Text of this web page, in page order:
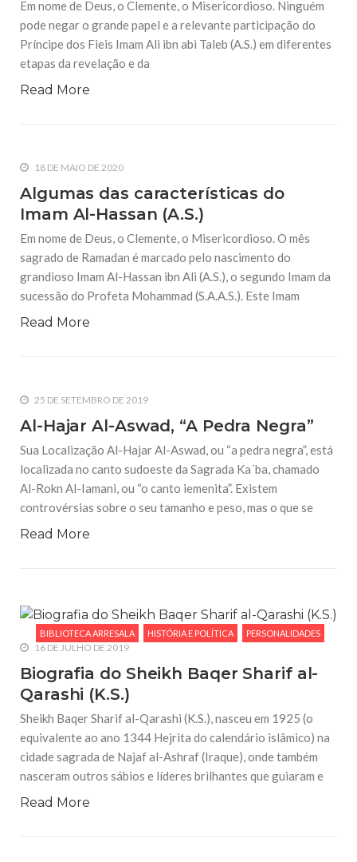
áreas que se seguem: 1- O Califado
22 DE SETEMBRO DE 2014
O Wilayah (Encargo) do Imam Ali (A.S.)
nos primeiros tempos segundo as fiéis tradições. Em Nome
Realidade de Karbalá
Deus, Senhor do universo, que a paz e a benção estejam com
o profeta Mohammad e a sua purificada linhagem. O Alcorão
Sagrado, nos fala sobre
Em nome de Deus, o Clemente, o Misericordioso. Ninguém
pode negar o grande papel e a relevante participação do
Príncipe dos Fieis Imam Ali ibn abi Taleb (A.S.) em diferentes
etapas da revelação e da
Read More
18 DE MAIO DE 2020
Algumas das características do
Imam Al-Hassan (A.S.)
Em nome de Deus, o Clemente, o Misericordioso. O mês
sagrado de Ramadan é marcado pelo nascimento do
grandioso Imam Al-Hassan ibn Ali (A.S.), o segundo Imam da
sucessão do Profeta Mohammad (S.A.A.S.). Este Imam
Read More
25 DE SETEMBRO DE 2019
Al-Hajar Al-Aswad, “A Pedra Negra”
Sua Localização Al-Hajar Al-Aswad, ou “a pedra negra”, está
localizada no canto sudoeste da Sagrada Ka´ba, chamado
Al-Rokn Al-Iamani, ou “o canto iemenita”. Existem
controvérsias sobre o seu tamanho e peso, mas o que se
Read More
BIBLIOTECA ARRESALA HISTÓRIA E POLÍTICA PERSONALIDADES
16 DE JULHO DE 2019
Biografia do Sheikh Baqer Sharif al-
Qarashi (K.S.)
Sheikh Baqer Sharif al-Qarashi (K.S.), nasceu em 1925 (o
equivalente ao ano 1344 Hejrita do calendário islâmico) na
cidade sagrada de Najaf al-Ashraf (Iraque), onde também
nasceram outros sábios e líderes brilhantes que guiaram e
Read More